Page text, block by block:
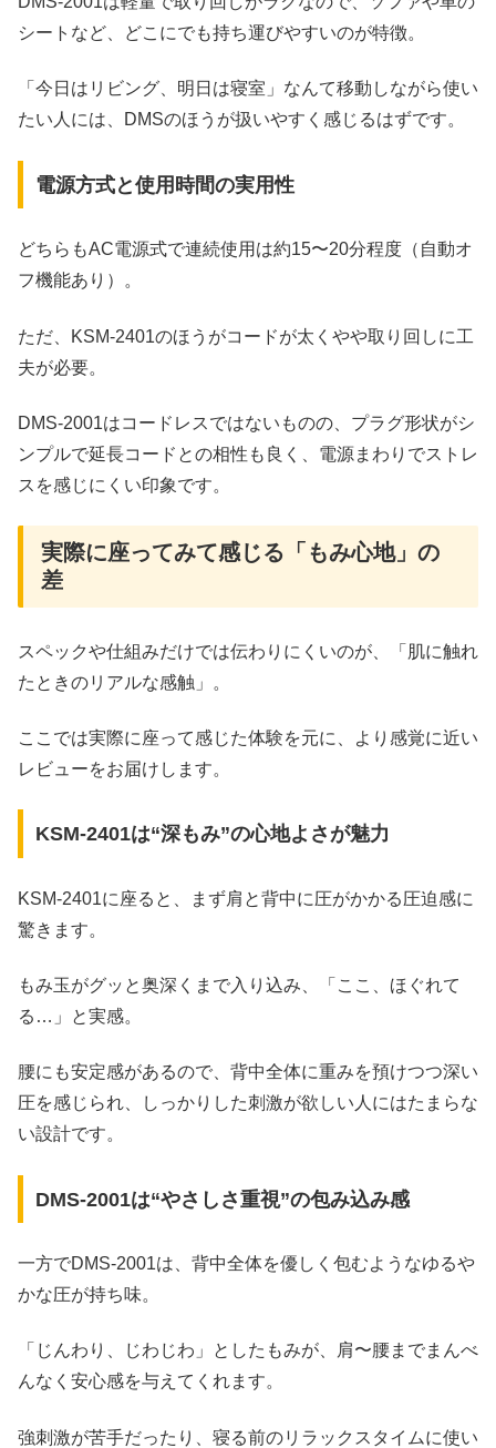
シートなど、どこにでも持ち運びやすいのが特徴。
「今日はリビング、明日は寝室」なんて移動しながら使い
たい人には、DMSのほうが扱いやすく感じるはずです。
電源方式と使用時間の実用性
どちらもAC電源式で連続使用は約15〜20分程度（自動オ
フ機能あり）。
ただ、KSM‑2401のほうがコードが太くやや取り回しに工
夫が必要。
DMS‑2001はコードレスではないものの、プラグ形状がシ
ンプルで延長コードとの相性も良く、電源まわりでストレ
スを感じにくい印象です。
実際に座ってみて感じる「もみ心地」の
差
スペックや仕組みだけでは伝わりにくいのが、「肌に触れ
たときのリアルな感触」。
ここでは実際に座って感じた体験を元に、より感覚に近い
レビューをお届けします。
KSM-2401は“深もみ”の心地よさが魅力
KSM‑2401に座ると、まず肩と背中に圧がかかる圧迫感に
驚きます。
もみ玉がグッと奥深くまで入り込み、「ここ、ほぐれて
る…」と実感。
腰にも安定感があるので、背中全体に重みを預けつつ深い
圧を感じられ、しっかりした刺激が欲しい人にはたまらな
い設計です。
DMS-2001は“やさしさ重視”の包み込み感
一方でDMS‑2001は、背中全体を優しく包むようなゆるや
かな圧が持ち味。
「じんわり、じわじわ」としたもみが、肩〜腰までまんべ
んなく安心感を与えてくれます。
強刺激が苦手だったり、寝る前のリラックスタイムに使い